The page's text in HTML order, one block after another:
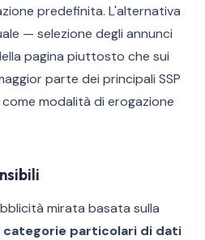
predefinita. L'alternativa
— selezione degli annunci
pagina piuttosto che sui
parte dei principali SSP
modalità di erogazione
mirata basata sulla
categorie particolari di dati